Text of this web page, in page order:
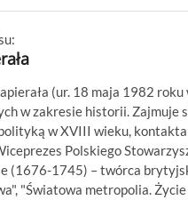
(ur. 18 maja 1982
w zakresie historii. Zajmuje
w XVIII wieku,
Polskiego
(1676-1745) – twórca
"Światowa metropolia.